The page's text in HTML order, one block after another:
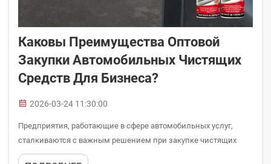
Каковы Преимущества Оптовой
Закупки Автомобильных Чистящих
Средств Для Бизнеса?
2026-03-24 11:30:00
Предприятия, работающие в сфере автомобильных услуг,
сталкиваются с важным решением при закупке чистящих
средств: приобретать ли автомобильные чистящие средства